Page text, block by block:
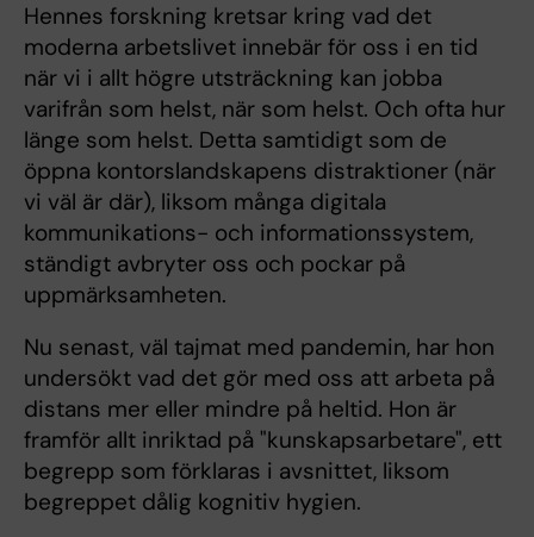
Hennes forskning kretsar kring vad det
moderna arbetslivet innebär för oss i en tid
när vi i allt högre utsträckning kan jobba
varifrån som helst, när som helst. Och ofta hur
länge som helst. Detta samtidigt som de
öppna kontorslandskapens distraktioner (när
vi väl är där), liksom många digitala
kommunikations- och informationssystem,
ständigt avbryter oss och pockar på
uppmärksamheten.
Nu senast, väl tajmat med pandemin, har hon
undersökt vad det gör med oss att arbeta på
distans mer eller mindre på heltid. Hon är
framför allt inriktad på "kunskapsarbetare", ett
begrepp som förklaras i avsnittet, liksom
begreppet dålig kognitiv hygien.